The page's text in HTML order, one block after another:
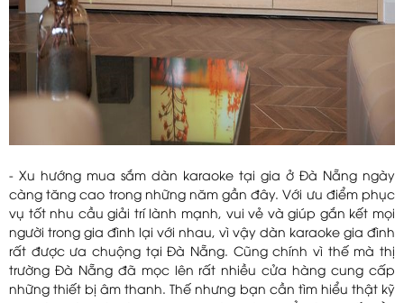
- Xu hướng mua sắm dàn karaoke tại gia ở Đà Nẵng ngày
càng tăng cao trong những năm gần đây. Với ưu điểm phục
vụ tốt nhu cầu giải trí lành mạnh, vui vẻ và giúp gắn kết mọi
người trong gia đình lại với nhau, vì vậy dàn karaoke gia đình
rất được ưa chuộng tại Đà Nẵng. Cũng chính vì thế mà thị
trường Đà Nẵng đã mọc lên rất nhiều cửa hàng cung cấp
những thiết bị âm thanh. Thế nhưng bạn cần tìm hiểu thật kỹ